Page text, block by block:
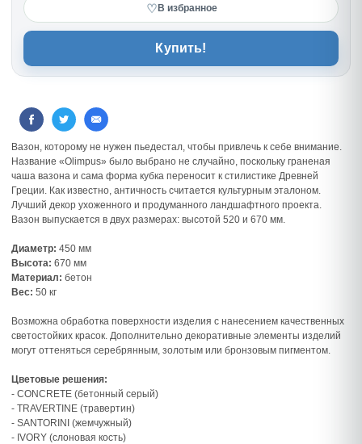
♡ В избранное
Купить!
Вазон, которому не нужен пьедестал, чтобы привлечь к себе внимание.
Название «Olimpus» было выбрано не случайно, поскольку граненая
чаша вазона и сама форма кубка переносит к стилистике Древней
Греции. Как известно, античность считается культурным эталоном.
Лучший декор ухоженного и продуманного ландшафтного проекта.
Вазон выпускается в двух размерах: высотой 520 и 670 мм.
Диаметр: 450 мм
Высота: 670 мм
Материал: бетон
Вес: 50 кг
Возможна обработка поверхности изделия с нанесением качественных
светостойких красок. Дополнительно декоративные элементы изделий
могут оттеняться серебрянным, золотым или бронзовым пигментом.
Цветовые решения:
- CONCRETE (бетонный серый)
- TRAVERTINE (травертин)
- SANTORINI (жемчужный)
- IVORY (слоновая кость)